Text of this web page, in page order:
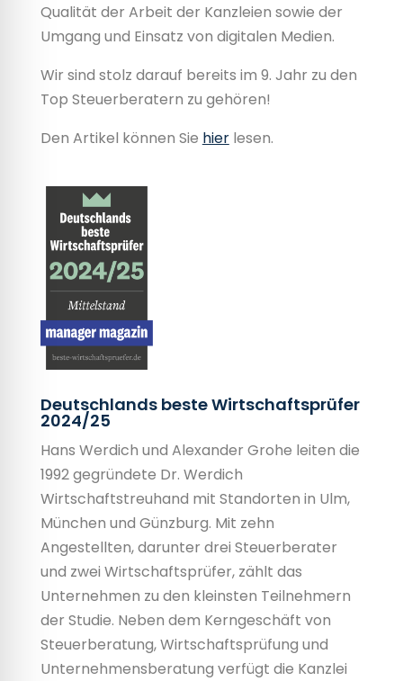
Qualität der Arbeit der Kanzleien sowie der
Umgang und Einsatz von digitalen Medien.
Wir sind stolz darauf bereits im 9. Jahr zu den
Top Steuerberatern zu gehören!
Den Artikel können Sie hierlesen.
Deutschlands beste Wirtschafts­prüfer
2024/25
Hans Werdich und Alexander Grohe leiten die
1992 gegründete Dr. Werdich
Wirtschaftstreuhand mit Standorten in Ulm,
München und Günzburg. Mit zehn
Angestellten, darunter drei Steuerberater
und zwei Wirtschaftsprüfer, zählt das
Unternehmen zu den kleinsten Teilnehmern
der Studie. Neben dem Kerngeschäft von
Steuerberatung, Wirtschaftsprüfung und
Unternehmensberatung verfügt die Kanzlei